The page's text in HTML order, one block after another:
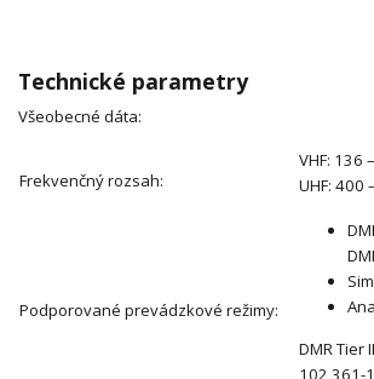
Technické parametry
Všeobecné dáta:
Frekvenčný rozsah:
VHF: 136
UHF: 400
Podporované prevádzkové režimy:
DMR Tier
102 361-